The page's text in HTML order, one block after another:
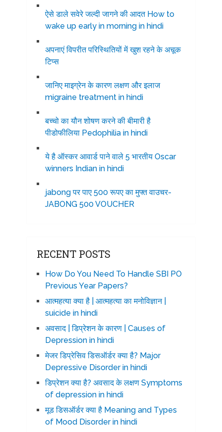
ऐसे डाले सवेरे जल्दी जागने की आदत How to
wake up early in morning in hindi
अपनाएं विपरीत परिस्थितियों में खुश रहने के अचूक
टिप्स
जानिए माइग्रेन के कारण लक्षण और इलाज
migraine treatment in hindi
बच्चो का यौन शोषण करने की बीमारी है
पीडोफीलिया Pedophilia in hindi
ये है ऑस्कर आवार्ड पाने वाले 5 भारतीय Oscar
winners Indian in hindi
jabong पर पाए 500 रूपए का मुफ्त वाउचर-
JABONG 500 VOUCHER
RECENT POSTS
How Do You Need To Handle SBI PO
Previous Year Papers?
आत्महत्या क्या है | आत्महत्या का मनोविज्ञान |
suicide in hindi
अवसाद | डिप्रेशन के कारण | Causes of
Depression in hindi
मेजर डिप्रेसिव डिसऑर्डर क्या है? Major
Depressive Disorder in hindi
डिप्रेशन क्या है? अवसाद के लक्षण Symptoms
of depression in hindi
मूड डिसऑर्डर क्या है Meaning and Types
of Mood Disorder in hindi